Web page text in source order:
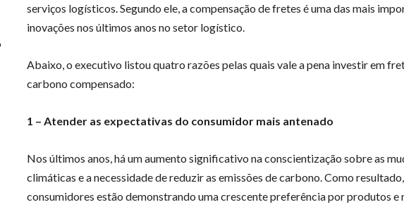
serviços logísticos. Segundo ele, a compensação de fretes é uma das mais
inovações nos últimos anos no setor logístico.
Abaixo, o executivo listou quatro razões pelas quais vale a pena investir em
carbono compensado:
1 – Atender as expectativas do consumidor mais antenado
Nos últimos anos, há um aumento significativo na conscientização sobre as
climáticas e a necessidade de reduzir as emissões de carbono. Como
consumidores estão demonstrando uma crescente preferência por produtos e